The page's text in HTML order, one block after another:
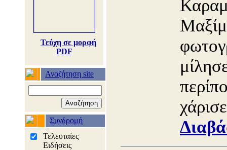
Τεύχη σε μορφή
PDF
Αναζήτηση site
Συνδρομή
Τελευταίες
Ειδήσεις